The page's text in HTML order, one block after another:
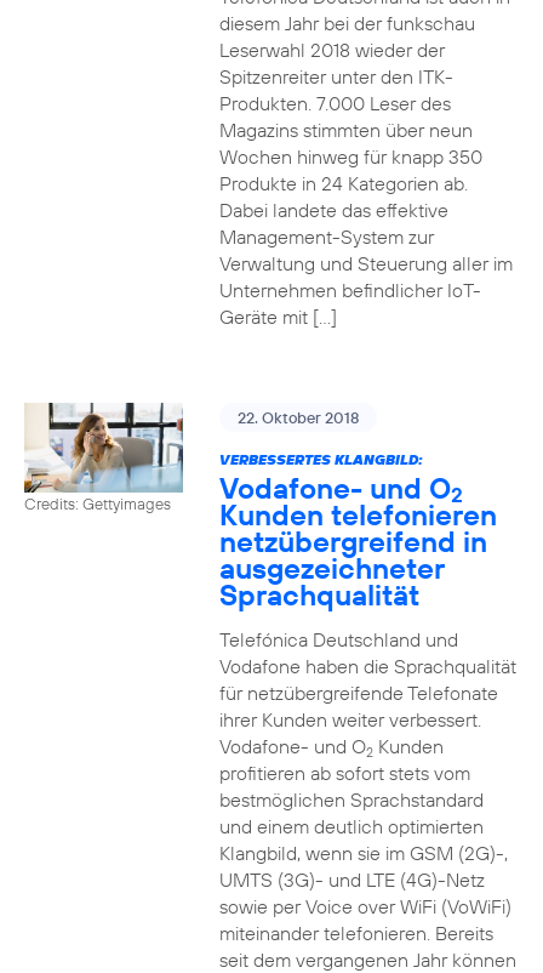
diesem Jahr bei der funkschau
Leserwahl 2018 wieder der
Spitzenreiter unter den ITK-
Produkten. 7.000 Leser des
Magazins stimmten über neun
Wochen hinweg für knapp 350
Produkte in 24 Kategorien ab.
Dabei landete das effektive
Management-System zur
Verwaltung und Steuerung aller im
Unternehmen befindlicher IoT-
Geräte mit […]
Credits: Gettyimages
22. Oktober 2018
VERBESSERTES KLANGBILD:
Vodafone- und O2
Kunden telefonieren
netzübergreifend in
ausgezeichneter
Sprachqualität
Telefónica Deutschland und
Vodafone haben die Sprachqualität
für netzübergreifende Telefonate
ihrer Kunden weiter verbessert.
Vodafone- und O2Kunden
profitieren ab sofort stets vom
bestmöglichen Sprachstandard
und einem deutlich optimierten
Klangbild, wenn sie im GSM (2G)-,
UMTS (3G)- und LTE (4G)-Netz
sowie per Voice over WiFi (VoWiFi)
miteinander telefonieren. Bereits
seit dem vergangenen Jahr können